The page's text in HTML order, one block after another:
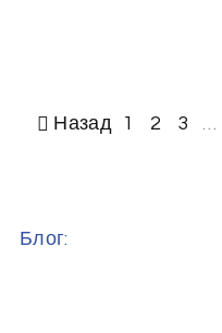
Назад 1 2 3 …
Блог: